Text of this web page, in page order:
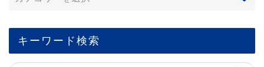
キーワード検索